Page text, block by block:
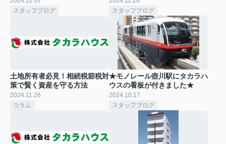
スタッフブログ
スタッフブログ
土地所有者必見！相続税節税対
策で賢く資産を守る方法
2024.11.26
コラム
★モノレール壺川駅にタカラハ
ウスの看板が付きました★
2024.10.17
スタッフブログ